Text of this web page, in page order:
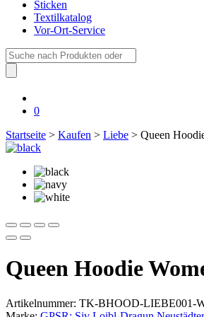
Sticken
Textilkatalog
Vor-Ort-Service
Suche
nach:
0
Startseite > Kaufen > Liebe > Queen
Queen Hoodie
Artikelnummer: TK-BHOOD-LIEBE001-